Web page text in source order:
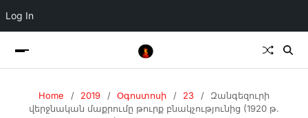
Log In
Home 2019 Օգոստոսի 23
Զանգեզուրի
վերջնական մաքրումը թուրք բնակչությունից (1920 թ.